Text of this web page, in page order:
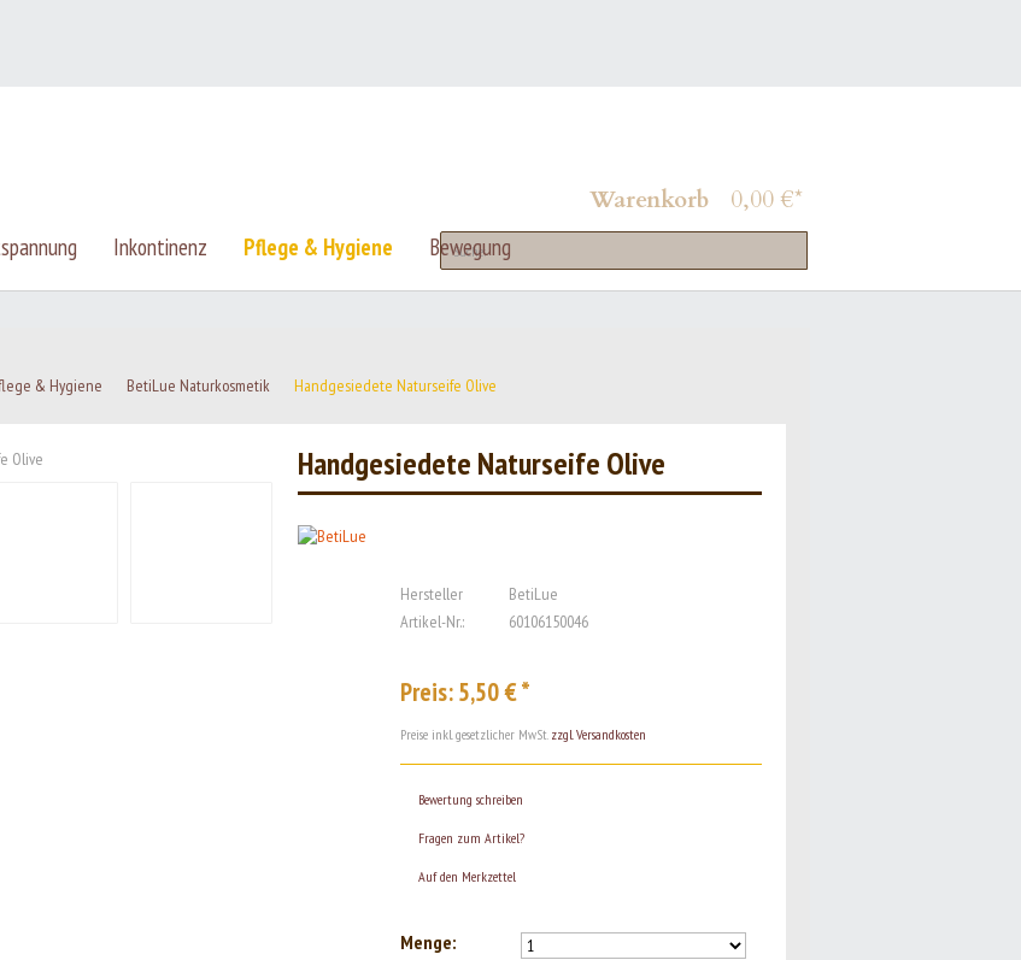
Warenkorb 0,00 €*
Inkontinenz Pflege & Hygiene Bewegung
& Hygiene BetiLue Naturkosmetik Handgesiedete Naturseife Olive
Handgesiedete Naturseife Olive
Hersteller
BetiLue
Artikel-Nr.:
60106150046
Preis: 5,50 € *
Preise inkl. gesetzlicher MwSt. zzgl. Versandkosten
Bewertung schreiben
Fragen zum Artikel?
Auf den Merkzettel
Menge: